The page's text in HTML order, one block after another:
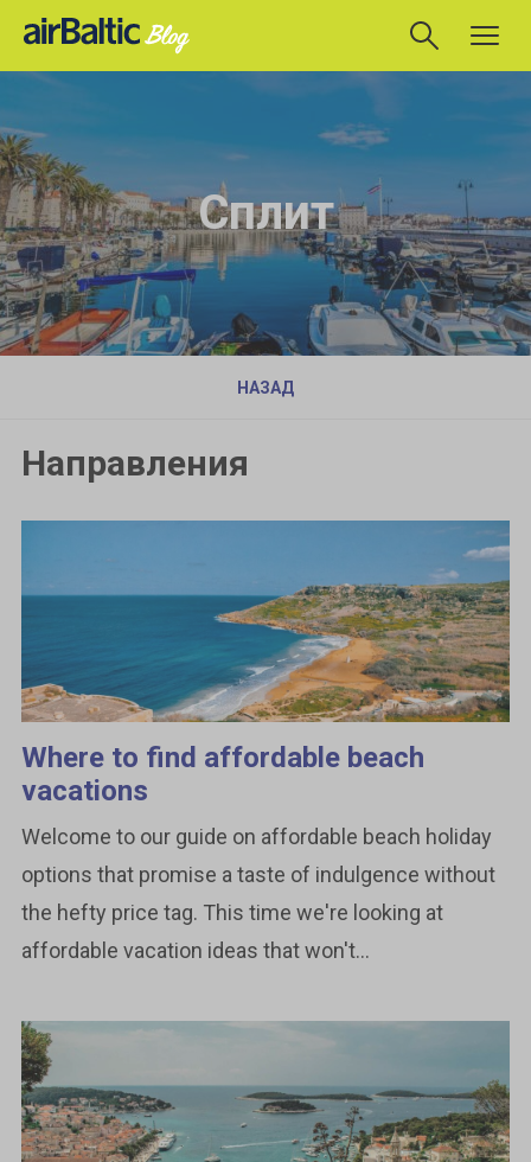
Сплит
НАЗАД
Направления
Where to find affordable beach
vacations
Welcome to our guide on affordable beach holiday
options that promise a taste of indulgence without
the hefty price tag. This time we're looking at
affordable vacation ideas that won't...